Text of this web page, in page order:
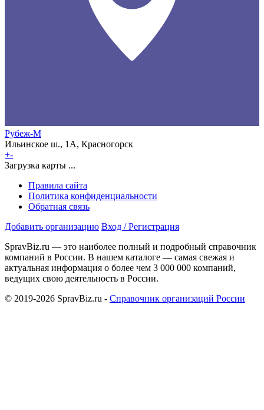
Рубеж-М
Ильинское ш., 1А, Красногорск
+-
Загрузка карты ...
Правила сайта
Политика конфиденциальности
Обратная связь
Добавить организацию Вход / Регистрация
SpravBiz.ru — это наиболее полный и подробный справочник
компаний в России. В нашем каталоге — самая свежая и
актуальная информация о более чем 3 000 000 компаний,
ведущих свою деятельность в России.
© 2019-2026 SpravBiz.ru - Справочник организаций России